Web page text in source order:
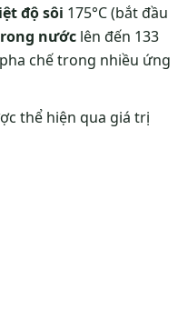
độ sôi 175°C (bắt đầu
nước lên đến 133
chế trong nhiều ứng
thể hiện qua giá trị